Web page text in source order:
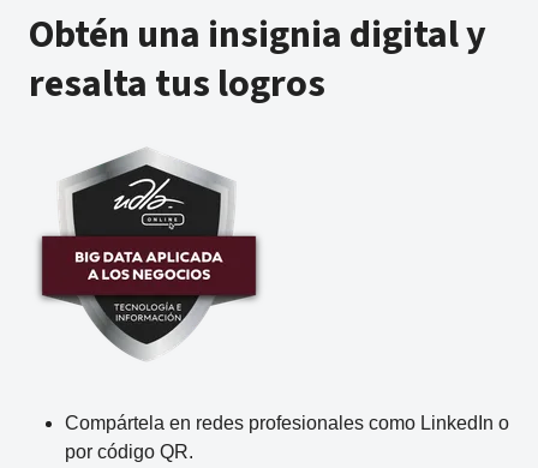
Obtén una insignia digital y
resalta tus logros
Compártela en redes profesionales como LinkedIn o
por código QR.